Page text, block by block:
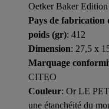
Oetker Baker Edition
Pays de
poids (gr): 412
Dimension: 27,5 x
Marquage
CITEO
Couleur: Or LE
une étanchéité du